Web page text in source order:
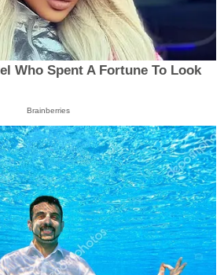
Who Spent A Fortune To Look
Brainberries